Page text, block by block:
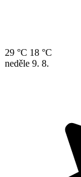
29 °C 18 °C
neděle 9. 8.